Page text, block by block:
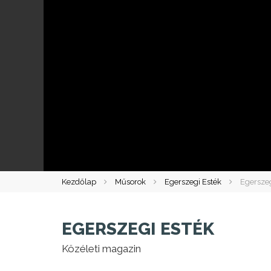
Kezdőlap Műsorok Egerszegi Esték
EGERSZEGI ESTÉK
Közéleti magazin